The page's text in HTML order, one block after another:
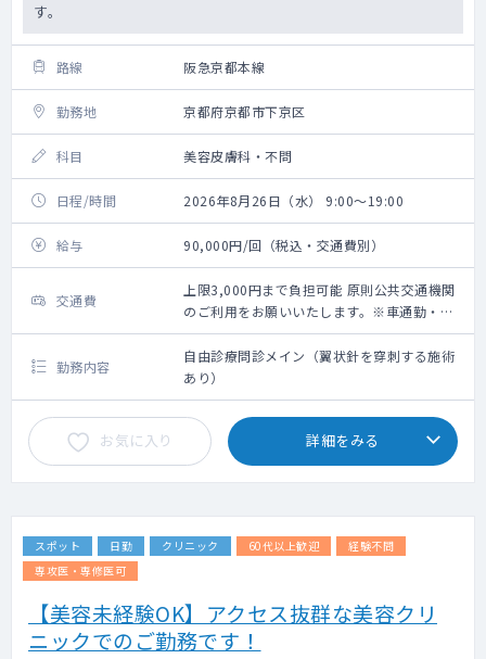
す。
路線 阪急京都本線
勤務地 京都府京都市下京区
科目 美容皮膚科・不問
日程/時間 2026年8月26日（水） 9:00～19:00
給与 90,000円/回（税込・交通費別）
交通費
上限3,000円まで負担可能 原則公共交通機関
のご利用をお願いいたします。※車通勤・タ
クシー利用要相談
勤務内容
自由診療問診メイン（翼状針を穿刺する施術
あり）
お気に入り 詳細をみる
スポット 日勤 クリニック 60代以上歓迎
経験不問
専攻医・専修医可
【美容未経験OK】アクセス抜群な美容クリ
ニックでのご勤務です！